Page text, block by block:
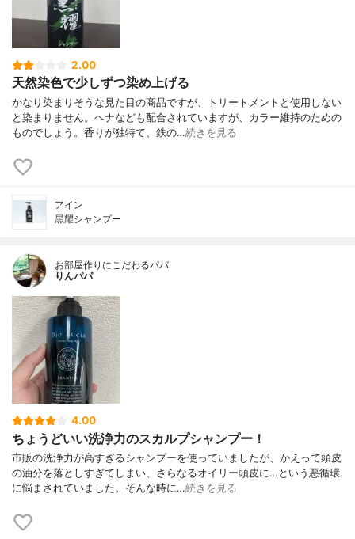
2.00
天然染色で少しずつ染め上げる
かなり染まりそうな見た目の商品ですが、トリートメントと使用しない
と染まりません。ヘナなども配合されていますが、カラー維持のための
ものでしょう。香りが独特て、鉄の…続きを見る
アイン
黒耀シャンプー
お部屋作りにこだわるパパ
りんパパ
4.00
ちょうどいい洗浄力のスカルプシャンプー！
市販の洗浄力が高すぎるシャンプーを使っていましたが、かえって頭皮
の油分を落としすぎてしまい、さらなるオイリー頭皮に…という悪循環
に悩まされていました。そんな時に…続きを見る